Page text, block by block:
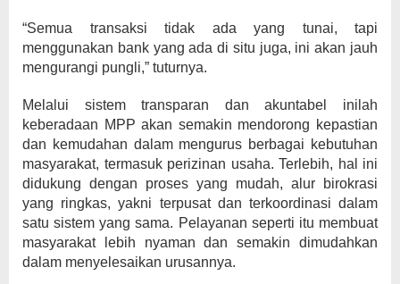
“Semua transaksi tidak ada yang tunai, tapi
menggunakan bank yang ada di situ juga, ini akan jauh
mengurangi pungli,” tuturnya.
Melalui sistem transparan dan akuntabel inilah
keberadaan MPP akan semakin mendorong kepastian
dan kemudahan dalam mengurus berbagai kebutuhan
masyarakat, termasuk perizinan usaha. Terlebih, hal ini
didukung dengan proses yang mudah, alur birokrasi
yang ringkas, yakni terpusat dan terkoordinasi dalam
satu sistem yang sama. Pelayanan seperti itu membuat
masyarakat lebih nyaman dan semakin dimudahkan
dalam menyelesaikan urusannya.